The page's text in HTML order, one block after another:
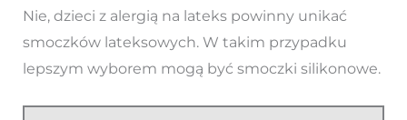
Nie, dzieci z alergią na lateks powinny unikać
smoczków lateksowych. W takim przypadku
lepszym wyborem mogą być smoczki silikonowe.